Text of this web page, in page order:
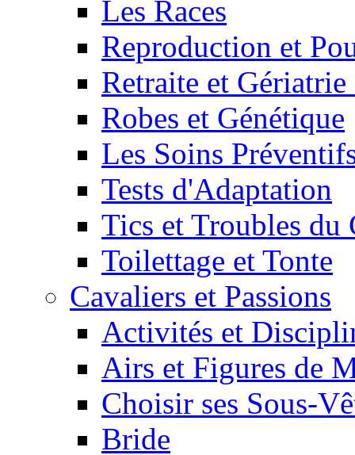
Les Races
Reproduction et
Retraite et
Robes et Génétique
Les Soins
Tests d'Adaptation
Tics et Troubles du
Toilettage et Tonte
Cavaliers et Passions
Activités et
Airs et Figures de
Choisir ses Sous-
Bride